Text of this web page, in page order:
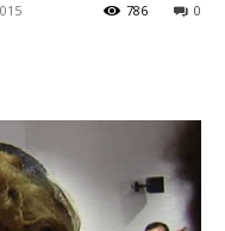
0
786